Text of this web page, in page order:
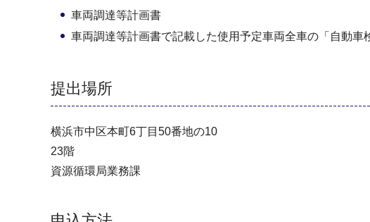
車両調達等計画書
車両調達等計画書で記載した使用予定車両全車の「自動車
提出場所
横浜市中区本町6丁目50番地の10
23階
資源循環局業務課